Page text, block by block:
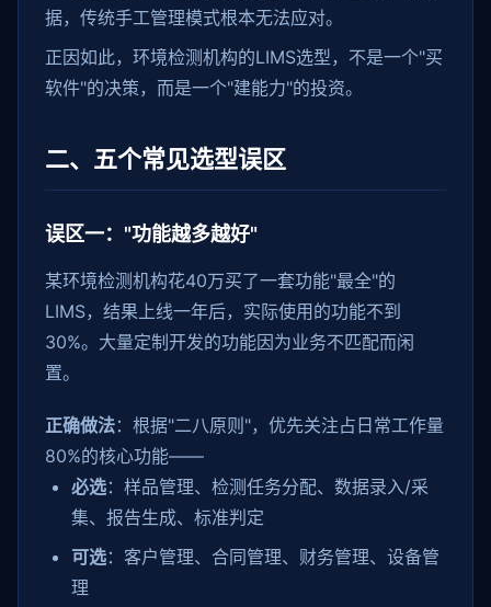
据，传统手工管理模式根本无法应对。
正因如此，环境检测机构的LIMS选型，不是一个"买
软件"的决策，而是一个"建能力"的投资。
二、五个常见选型误区
误区一："功能越多越好"
某环境检测机构花40万买了一套功能"最全"的
LIMS，结果上线一年后，实际使用的功能不到
30%。大量定制开发的功能因为业务不匹配而闲
置。
正确做法：根据"二八原则"，优先关注占日常工作量
80%的核心功能——
必选：样品管理、检测任务分配、数据录入/采
集、报告生成、标准判定
可选：客户管理、合同管理、财务管理、设备管
理